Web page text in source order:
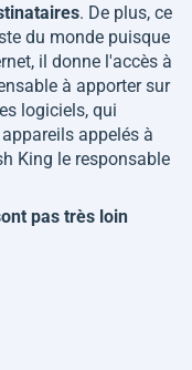
. De plus, ce
du monde puisque
il donne l'accès à
à apporter sur
logiciels, qui
appelés à
King le responsable
pas très loin